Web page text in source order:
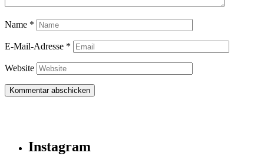
Name *
E-Mail-Adresse *
Website
Instagram